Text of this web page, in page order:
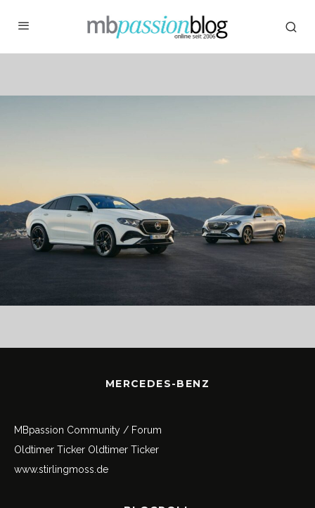
MERCEDES-BENZ
MBpassion Community / Forum
Oldtimer Ticker Oldtimer Ticker
www.stirlingmoss.de